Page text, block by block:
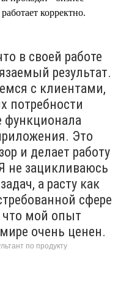
корректно.
в своей работе
результат.
с клиентами,
потребности
функционала
Это
и делает работу
не зацикливаюсь
а расту как
сфере
мой опыт
очень ценен.
по продукту